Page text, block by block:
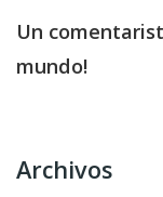
Un
mundo!
Archivos